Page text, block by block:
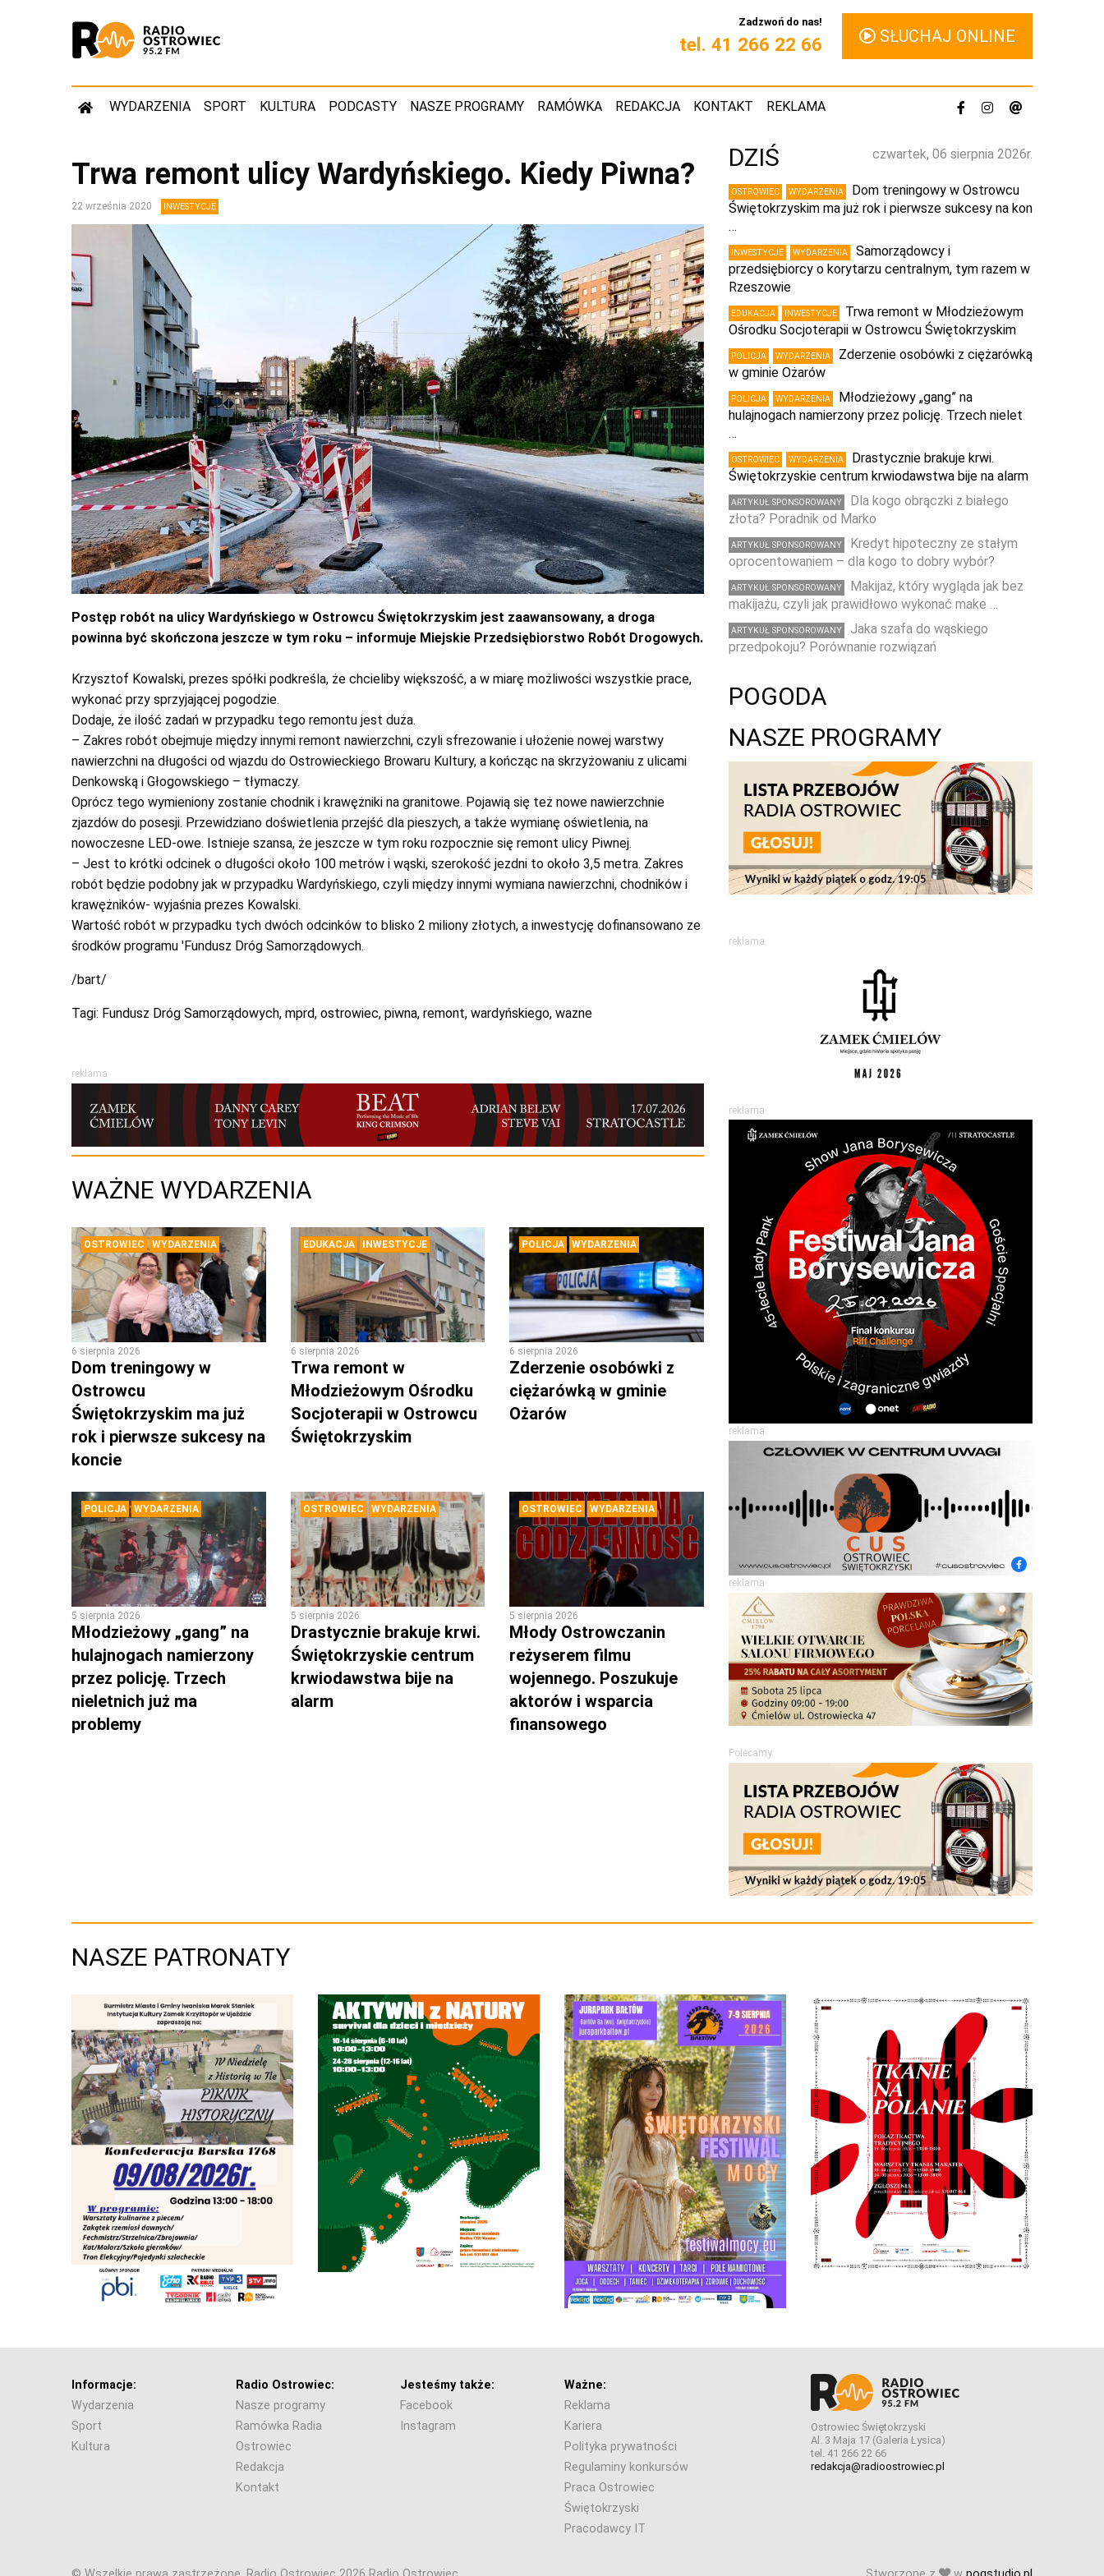
Zadzwoń do nas!
tel. 41 266 22 66 SŁUCHAJ ONLINE
WYDARZENIA SPORT KULTURA PODCASTY NASZE PROGRAMY RAMÓWKA REDAKCJA KONTAKT REKLAMA
Trwa remont ulicy Wardyńskiego. Kiedy Piwna?
22 września 2020 INWESTYCJE
Postęp robót na ulicy Wardyńskiego w Ostrowcu Świętokrzyskim jest zaawansowany, a droga
powinna być skończona jeszcze w tym roku – informuje Miejskie Przedsiębiorstwo Robót Drogowych.
Krzysztof Kowalski, prezes spółki podkreśla, że chcieliby większość, a w miarę możliwości wszystkie prace,
wykonać przy sprzyjającej pogodzie.
Dodaje, że ilość zadań w przypadku tego remontu jest duża.
– Zakres robót obejmuje między innymi remont nawierzchni, czyli sfrezowanie i ułożenie nowej warstwy
nawierzchni na długości od wjazdu do Ostrowieckiego Browaru Kultury, a kończąc na skrzyżowaniu z ulicami
Denkowską i Głogowskiego – tłymaczy.
Oprócz tego wymieniony zostanie chodnik i krawężniki na granitowe. Pojawią się też nowe nawierzchnie
zjazdów do posesji. Przewidziano doświetlenia przejść dla pieszych, a także wymianę oświetlenia, na
nowoczesne LED-owe. Istnieje szansa, że jeszcze w tym roku rozpocznie się remont ulicy Piwnej.
– Jest to krótki odcinek o długości około 100 metrów i wąski, szerokość jezdni to około 3,5 metra. Zakres
robót będzie podobny jak w przypadku Wardyńskiego, czyli między innymi wymiana nawierzchni, chodników i
krawężników- wyjaśnia prezes Kowalski.
Wartość robót w przypadku tych dwóch odcinków to blisko 2 miliony złotych, a inwestycję dofinansowano ze
środków programu 'Fundusz Dróg Samorządowych.
/bart/
Tagi: Fundusz Dróg Samorządowych, mprd, ostrowiec, piwna, remont, wardyńskiego, wazne
reklama
WAŻNE WYDARZENIA
OSTROWIEC WYDARZENIA
6 sierpnia 2026
Dom treningowy w
Ostrowcu
Świętokrzyskim ma już
rok i pierwsze sukcesy na
koncie
EDUKACJA INWESTYCJE
6 sierpnia 2026
Trwa remont w
Młodzieżowym Ośrodku
Socjoterapii w Ostrowcu
Świętokrzyskim
POLICJA WYDARZENIA
6 sierpnia 2026
Zderzenie osobówki z
ciężarówką w gminie
Ożarów
POLICJA WYDARZENIA
5 sierpnia 2026
Młodzieżowy „gang” na
hulajnogach namierzony
przez policję. Trzech
nieletnich już ma
problemy
OSTROWIEC WYDARZENIA
5 sierpnia 2026
Drastycznie brakuje krwi.
Świętokrzyskie centrum
krwiodawstwa bije na
alarm
OSTROWIEC WYDARZENIA
5 sierpnia 2026
Młody Ostrowczanin
reżyserem filmu
wojennego. Poszukuje
aktorów i wsparcia
finansowego
czwartek, 06 sierpnia 2026r.
DZIŚ
OSTROWIEC WYDARZENIA
Dom treningowy w Ostrowcu
Świętokrzyskim ma już rok i pierwsze sukcesy na kon
…
INWESTYCJE WYDARZENIA
Samorządowcy i
przedsiębiorcy o korytarzu centralnym, tym razem w
Rzeszowie
EDUKACJA INWESTYCJE
Trwa remont w Młodzieżowym
Ośrodku Socjoterapii w Ostrowcu Świętokrzyskim
POLICJA WYDARZENIA
Zderzenie osobówki z ciężarówką
w gminie Ożarów
POLICJA WYDARZENIA
Młodzieżowy „gang” na
hulajnogach namierzony przez policję. Trzech nielet
…
OSTROWIEC WYDARZENIA
Drastycznie brakuje krwi.
Świętokrzyskie centrum krwiodawstwa bije na alarm
ARTYKUŁ SPONSOROWANY
Dla kogo obrączki z białego
złota? Poradnik od Marko
ARTYKUŁ SPONSOROWANY
Kredyt hipoteczny ze stałym
oprocentowaniem – dla kogo to dobry wybór?
ARTYKUŁ SPONSOROWANY
Makijaż, który wygląda jak bez
makijażu, czyli jak prawidłowo wykonać make …
ARTYKUŁ SPONSOROWANY
Jaka szafa do wąskiego
przedpokoju? Porównanie rozwiązań
POGODA
NASZE PROGRAMY
reklama
reklama
reklama
reklama
Polecamy
NASZE PATRONATY
Informacje:
Wydarzenia
Sport
Kultura
Radio Ostrowiec:
Nasze programy
Ramówka Radia
Ostrowiec
Redakcja
Kontakt
Jesteśmy także:
Facebook
Instagram
Ważne:
Reklama
Kariera
Polityka prywatności
Regulaminy konkursów
Praca Ostrowiec
Świętokrzyski
Pracodawcy IT
Ostrowiec Świętokrzyski
Al. 3 Maja 17 (Galeria Łysica)
tel. 41 266 22 66
redakcja@radioostrowiec.pl